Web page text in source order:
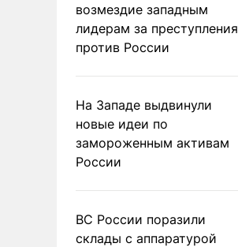
возмездие западным
лидерам за преступления
против России
На Западе выдвинули
новые идеи по
замороженным активам
России
ВС России поразили
склады с аппаратурой